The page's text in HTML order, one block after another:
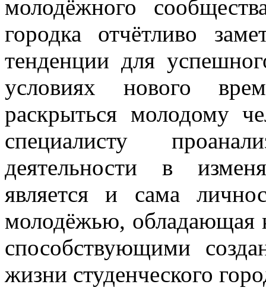
молодёжного
городка отчётливо
тенденции для
условиях нового
раскрыться молодому
специалисту
деятельности в
является и сама
молодёжью, обладающая
способствующими
жизни студенческого